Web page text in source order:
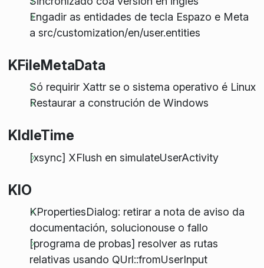
Engadir as entidades de tecla Espazo e Meta
a src/customization/en/user.entities
KFileMetaData
Só requirir Xattr se o sistema operativo é Linux
Restaurar a construción de Windows
KIdleTime
[xsync] XFlush en simulateUserActivity
KIO
KPropertiesDialog: retirar a nota de aviso da
documentación, solucionouse o fallo
[programa de probas] resolver as rutas
relativas usando QUrl::fromUserInput